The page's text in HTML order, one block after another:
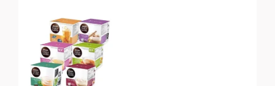
Топ-10 капсул для
системы Nespresso
Vertuo